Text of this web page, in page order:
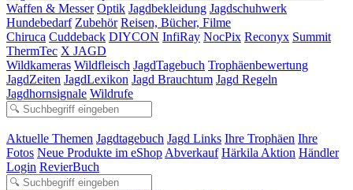
Waffen & Messer Optik Jagdbekleidung Jagdschuhwerk
Hundebedarf Zubehör Reisen, Bücher, Filme
Chiruca Cuddeback DIYCON InfiRay NocPix Reconyx Summit
ThermTec X JAGD
Wildkameras Wildfleisch JagdTagebuch Trophäenbewertung
JagdZeiten JagdLexikon Jagd Brauchtum Jagd Regeln
Jagdhornsignale Wildrufe
Aktuelle Themen Jagdtagebuch Jagd Links Ihre Trophäen Ihre
Fotos Neue Produkte im eShop Abverkauf Härkila Aktion Händler
Login RevierBuch